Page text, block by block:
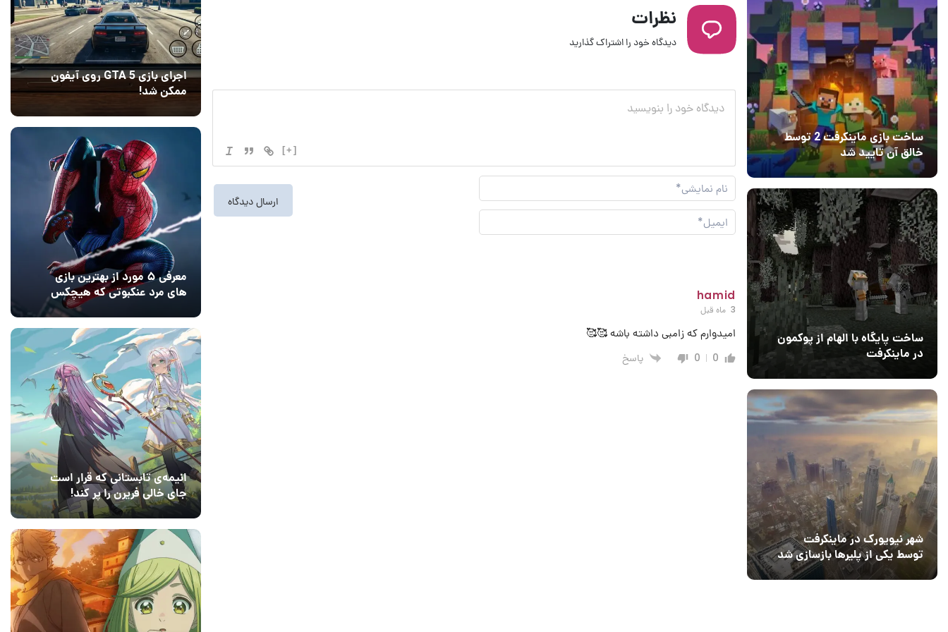
ساخت بازی ماینکرفت 2 توسط
خالق آن تایید شد
۱
04 آبان 1403
ساخت پایگاه با الهام از پوکمون
در ماینکرفت
شهر نیویورک در ماینکرفت
توسط یکی از پلیرها بازسازی شد
نظرات
دیدگاه خود را اشتراک گذارید
[+]
نام
نمایشی*
ایمیل*
hamid
3 ماه قبل
امیدوارم که زامبی داشته باشه 🥰🥰
0
0 پاسخ
اجرای بازی GTA 5 روی آیفون
ممکن شد!
معرفی ۵ مورد از بهترین بازی
های مرد عنکبوتی که هیچکس
انیمه‌ی تابستانی که قرار است
جای خالی فریرن را پر کند!
14 مرداد 1405